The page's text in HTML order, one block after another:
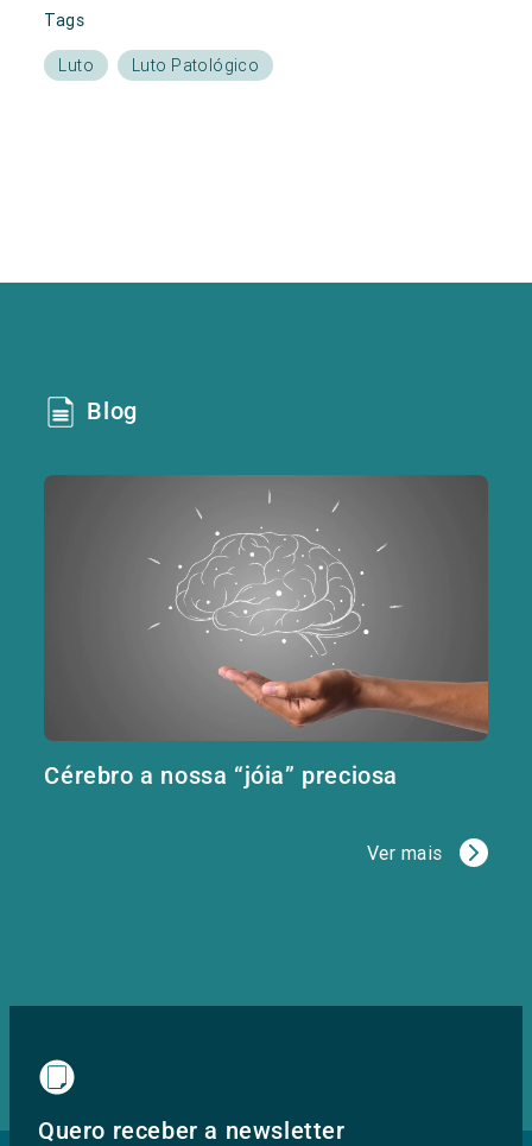
Tags
Luto Luto Patológico
Blog
Cérebro a nossa “jóia” preciosa
Ver mais
Quero receber a newsletter